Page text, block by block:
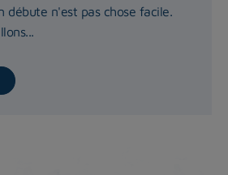
débute n'est pas chose facile.